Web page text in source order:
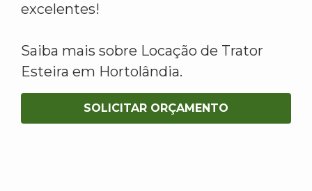
excelentes!
Saiba mais sobre Locação de Trator
Esteira em Hortolândia.
SOLICITAR ORÇAMENTO